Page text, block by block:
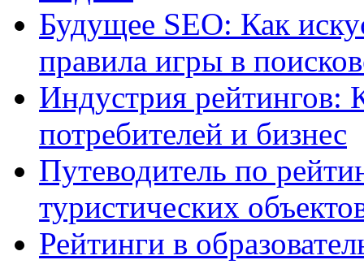
Будущее SEO: Как
правила игры в
Индустрия рейтингов:
потребителей и бизнес
Путеводитель по
туристических
Рейтинги в